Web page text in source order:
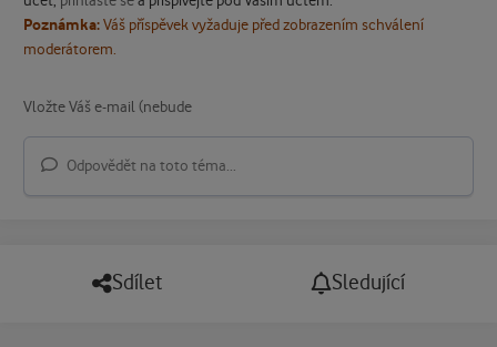
Poznámka:Váš příspěvek vyžaduje před zobrazením schválení
moderátorem.
Odpovědět na toto téma...
Sdílet Sledující